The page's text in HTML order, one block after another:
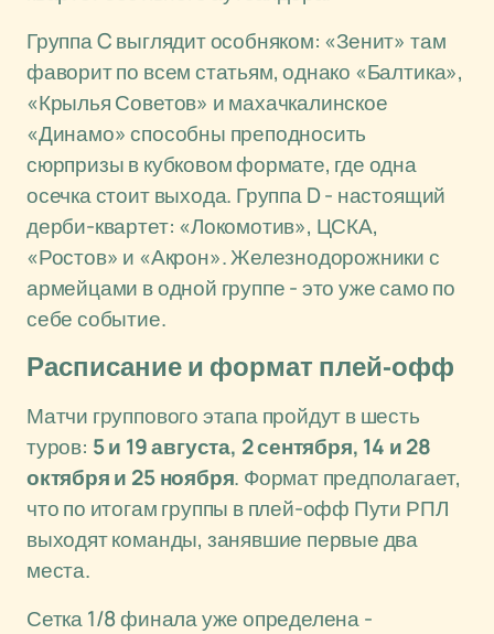
Группа C выглядит особняком: «Зенит» там
фаворит по всем статьям, однако «Балтика»,
«Крылья Советов» и махачкалинское
«Динамо» способны преподносить
сюрпризы в кубковом формате, где одна
осечка стоит выхода. Группа D - настоящий
дерби-квартет: «Локомотив», ЦСКА,
«Ростов» и «Акрон». Железнодорожники с
армейцами в одной группе - это уже само по
себе событие.
Расписание и формат плей-офф
Матчи группового этапа пройдут в шесть
туров: 5 и 19 августа, 2 сентября, 14 и 28
октября и 25 ноября. Формат предполагает,
что по итогам группы в плей-офф Пути РПЛ
выходят команды, занявшие первые два
места.
Сетка 1/8 финала уже определена -